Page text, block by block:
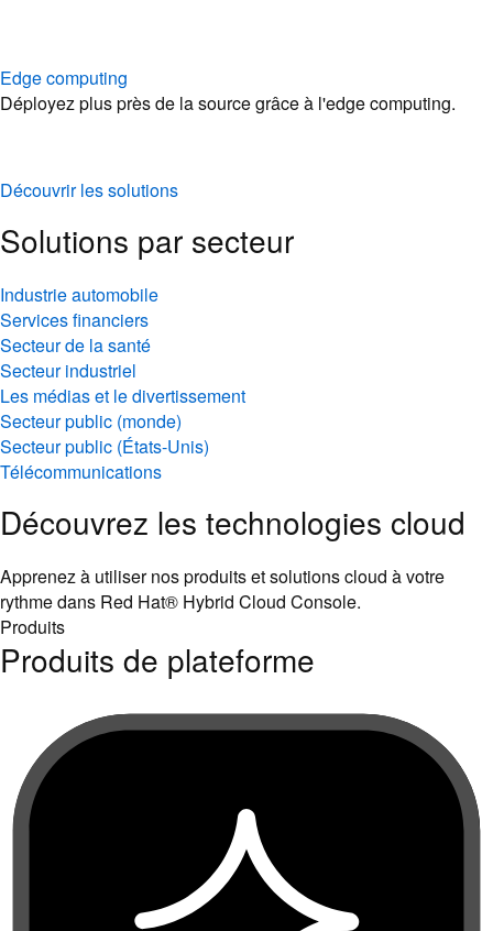
Edge computing
Déployez plus près de la source grâce à l'edge computing.
Découvrir les solutions
Solutions par secteur
Industrie automobile
Services financiers
Secteur de la santé
Secteur industriel
Les médias et le divertissement
Secteur public (monde)
Secteur public (États-Unis)
Télécommunications
Découvrez les technologies cloud
Apprenez à utiliser nos produits et solutions cloud à votre
rythme dans Red Hat® Hybrid Cloud Console.
Produits
Produits de plateforme